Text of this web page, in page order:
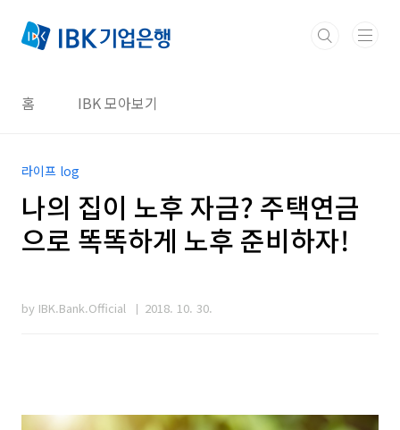
홈 IBK 모아보기
라이프 log
나의 집이 노후 자금? 주택연금
으로 똑똑하게 노후 준비하자!
by IBK.Bank.Official 2018. 10. 30.